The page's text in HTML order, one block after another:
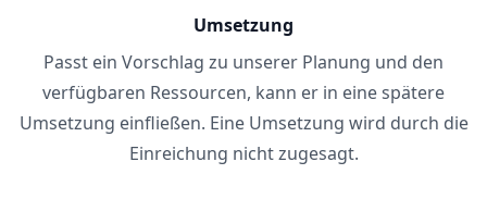
Umsetzung
Passt ein Vorschlag zu unserer Planung und den
verfügbaren Ressourcen, kann er in eine spätere
Umsetzung einfließen. Eine Umsetzung wird durch die
Einreichung nicht zugesagt.